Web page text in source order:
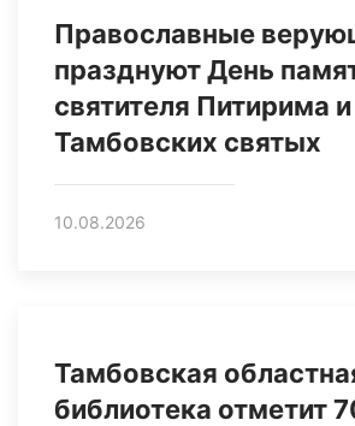
Православные
празднуют День
святителя Питирима
Тамбовских святых
10.08.2026
Тамбовская
библиотека отметит